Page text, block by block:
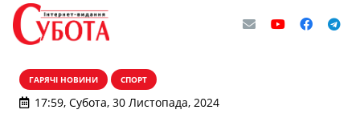
ГАРЯЧІ НОВИНИ СПОРТ
17:59, Субота, 30 Листопада, 2024